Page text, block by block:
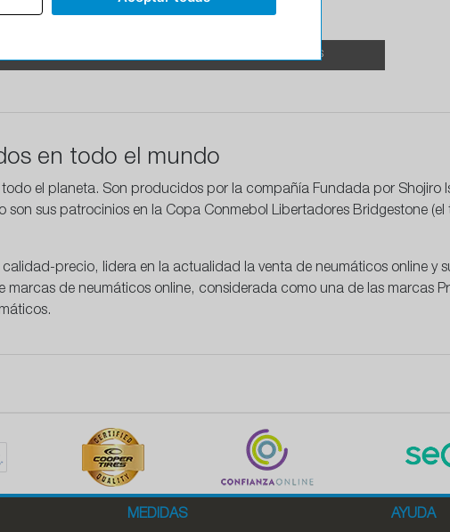
TALLERES
en todo el mundo
el planeta. Son producidos por la compañía Fundada por Shojiro
sus patrocinios en la Copa Conmebol Libertadores Bridgestone (el
calidad-precio, lidera en la actualidad la venta de neumáticos online y
de neumáticos online, considerada como una de las marcas
MEDIDAS AYUDA